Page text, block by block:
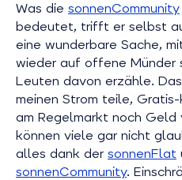
Was die sonnenCommunity
bedeutet, trifft er selbst
eine wunderbare Sache,
wieder auf offene Münder
Leuten davon erzähle.
meinen Strom teile,
am Regelmarkt noch Geld
können viele gar nicht
alles dank der sonnenFlat
sonnenCommunity.